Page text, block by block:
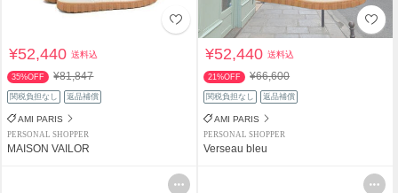
¥52,440送料込
35%OFF ¥81,847
関税負担なし 返品補償
AMI PARIS
PERSONAL SHOPPER
MAISON VAILOR
¥52,440送料込
21%OFF ¥66,600
関税負担なし 返品補償
AMI PARIS
PERSONAL SHOPPER
Verseau bleu